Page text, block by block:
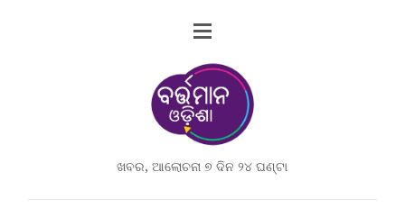
ଖବର, ଆଲୋଚନା ୭ ଦିନ ୨୪ ଘଣ୍ଟା